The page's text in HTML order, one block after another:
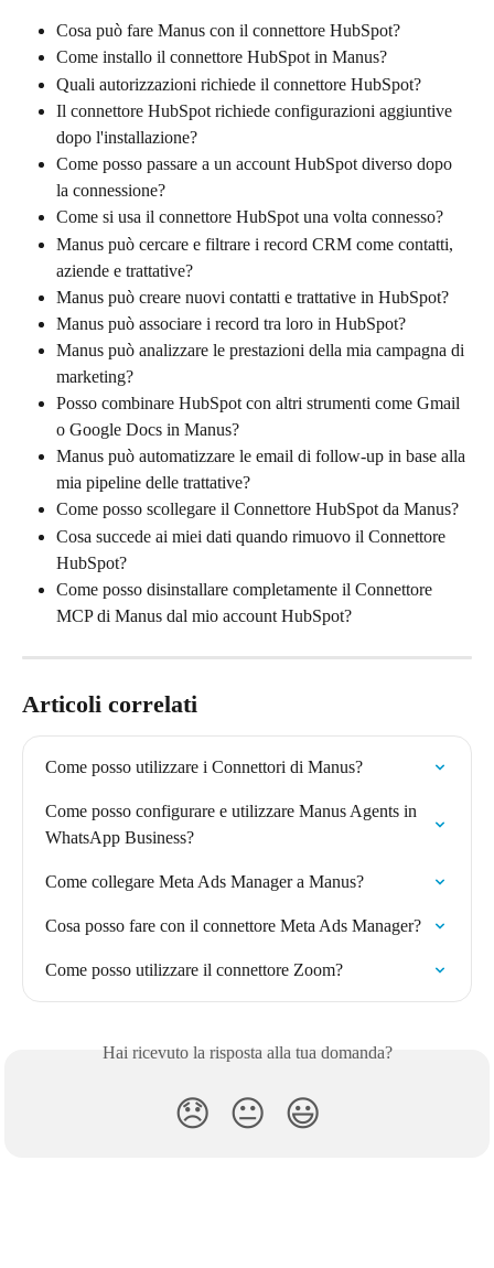
Cosa può fare Manus con il connettore HubSpot?
Come installo il connettore HubSpot in Manus?
Quali autorizzazioni richiede il connettore HubSpot?
Il connettore HubSpot richiede configurazioni aggiuntive
dopo l'installazione?
Come posso passare a un account HubSpot diverso dopo
la connessione?
Come si usa il connettore HubSpot una volta connesso?
Manus può cercare e filtrare i record CRM come contatti,
aziende e trattative?
Manus può creare nuovi contatti e trattative in HubSpot?
Manus può associare i record tra loro in HubSpot?
Manus può analizzare le prestazioni della mia campagna di
marketing?
Posso combinare HubSpot con altri strumenti come Gmail
o Google Docs in Manus?
Manus può automatizzare le email di follow-up in base alla
mia pipeline delle trattative?
Come posso scollegare il Connettore HubSpot da Manus?
Cosa succede ai miei dati quando rimuovo il Connettore
HubSpot?
Come posso disinstallare completamente il Connettore
MCP di Manus dal mio account HubSpot?
Articoli correlati
Come posso utilizzare i Connettori di Manus?
Come posso configurare e utilizzare Manus Agents in
WhatsApp Business?
Come collegare Meta Ads Manager a Manus?
Cosa posso fare con il connettore Meta Ads Manager?
Come posso utilizzare il connettore Zoom?
Hai ricevuto la risposta alla tua domanda?
😞 😐 😃